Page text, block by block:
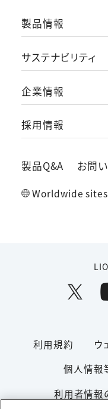
製品情報
サステナビリティ
企業情報
採用情報
製品Q&A お問
Worldwide sites
利用規約
ウ
個人情報
利用者情報